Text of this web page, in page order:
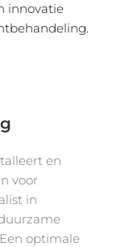
innovatie
en
voor
in
optimale